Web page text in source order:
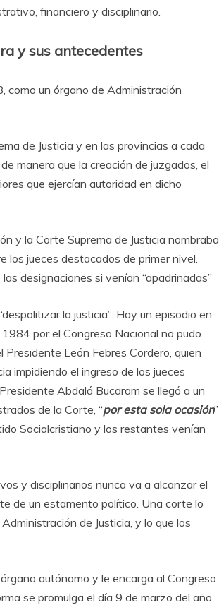
financiero y disciplinario.
y sus antecedentes
como un órgano de Administración
de Justicia y en las provincias a cada
manera que la creación de juzgados, el
que ejercían autoridad en dicho
y la Corte Suprema de Justicia nombraba
los jueces destacados de primer nivel.
designaciones si venían “apadrinadas”
la justicia”. Hay un episodio en
por el Congreso Nacional no pudo
León Febres Cordero, quien
impidiendo el ingreso de los jueces
Abdalá Bucaram se llegó a un
de la Corte, “por esta sola ocasión”
Socialcristiano y los restantes venían
y disciplinarios nunca va a alcanzar el
de un estamento político. Una corte lo
de Justicia, y lo que los
autónomo y le encarga al Congreso
se promulga el día 9 de marzo del año